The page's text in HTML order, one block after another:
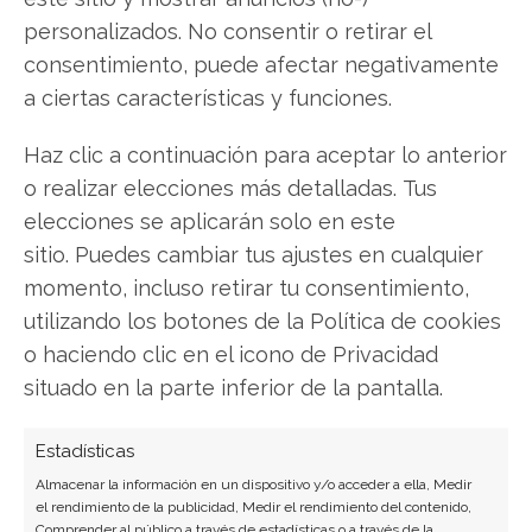
personalizados. No consentir o retirar el
consentimiento, puede afectar negativamente
a ciertas características y funciones.
Haz clic a continuación para aceptar lo anterior
o realizar elecciones más detalladas. Tus
elecciones se aplicarán solo en este
sitio. Puedes cambiar tus ajustes en cualquier
momento, incluso retirar tu consentimiento,
utilizando los botones de la Política de cookies
o haciendo clic en el icono de Privacidad
situado en la parte inferior de la pantalla.
Estadísticas
Almacenar la información en un dispositivo y/o acceder a ella, Medir
el rendimiento de la publicidad, Medir el rendimiento del contenido,
Comprender al público a través de estadísticas o a través de la
SOBRE EL AUTOR
Carmen Ruiz López
Periodista especializada en tecnología y
transformación digital con más de 8 años de
experiencia. Experta en inteligencia artificial,
Ver todos los artículos →